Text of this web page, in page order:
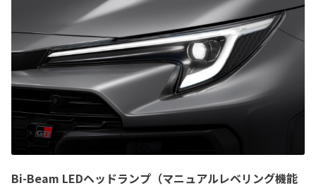
Bi-Beam LEDヘッドランプ（マニュアルレベリング機能